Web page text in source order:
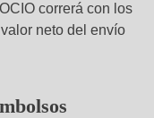
correrá con los
neto del envío